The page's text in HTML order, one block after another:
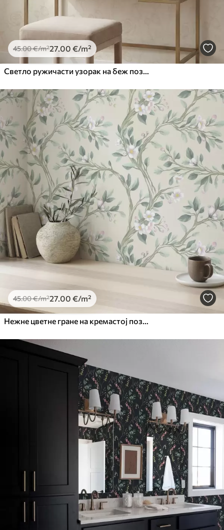
45.00€/m²27.00 €/m²
Светло ружичасти узорак на беж позадини
45.00€/m²27.00 €/m²
Нежне цветне гране на кремастој позадини, пастелне боје